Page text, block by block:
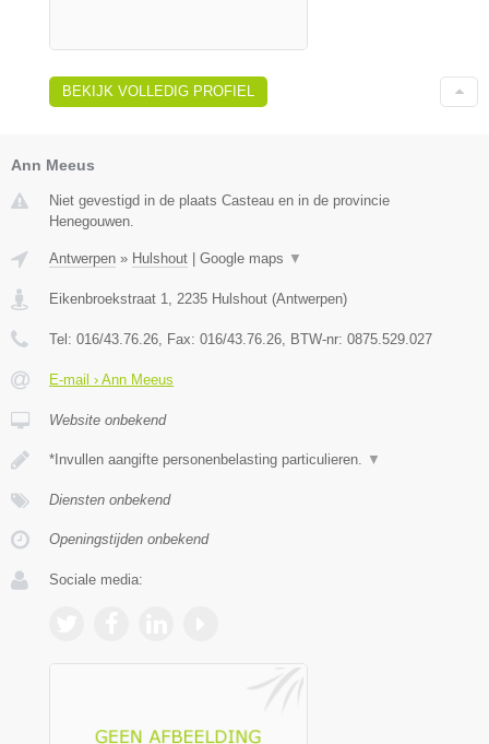
BEKIJK VOLLEDIG PROFIEL
Ann Meeus
Niet gevestigd in de plaats Casteau en in de provincie
Henegouwen.
Antwerpen » Hulshout | Google maps ▼
Eikenbroekstraat 1 2235 Hulshout (Antwerpen)
Tel: 016/43.76.26 , Fax: 016/43.76.26 , BTW-nr: 0875.529.027
E-mail › Ann Meeus
Website onbekend
*Invullen aangifte personenbelasting particulieren. ▼
Diensten onbekend
Openingstijden onbekend
Sociale media: